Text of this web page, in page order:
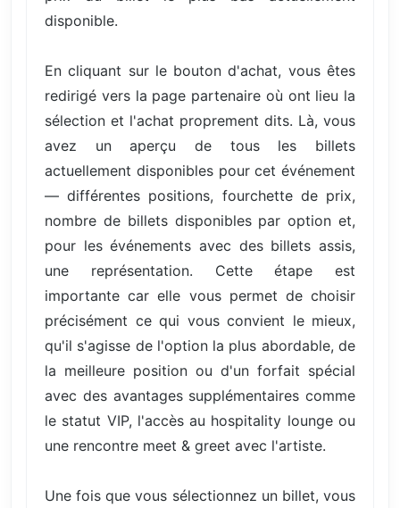
disponible.
En cliquant sur le bouton d'achat, vous êtes
redirigé vers la page partenaire où ont lieu la
sélection et l'achat proprement dits. Là, vous
avez un aperçu de tous les billets
actuellement disponibles pour cet événement
— différentes positions, fourchette de prix,
nombre de billets disponibles par option et,
pour les événements avec des billets assis,
une représentation. Cette étape est
importante car elle vous permet de choisir
précisément ce qui vous convient le mieux,
qu'il s'agisse de l'option la plus abordable, de
la meilleure position ou d'un forfait spécial
avec des avantages supplémentaires comme
le statut VIP, l'accès au hospitality lounge ou
une rencontre meet & greet avec l'artiste.
Une fois que vous sélectionnez un billet, vous